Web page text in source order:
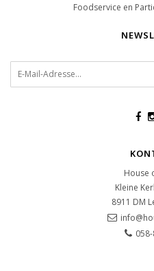
Foodservice en
House
Kleine
8911 DM